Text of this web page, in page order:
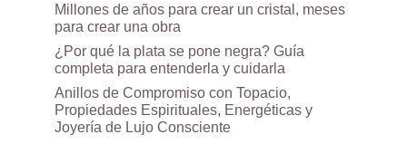
Millones de años para crear un cristal, meses
para crear una obra
¿Por qué la plata se pone negra? Guía
completa para entenderla y cuidarla
Anillos de Compromiso con Topacio,
Propiedades Espirituales, Energéticas y
Joyería de Lujo Consciente